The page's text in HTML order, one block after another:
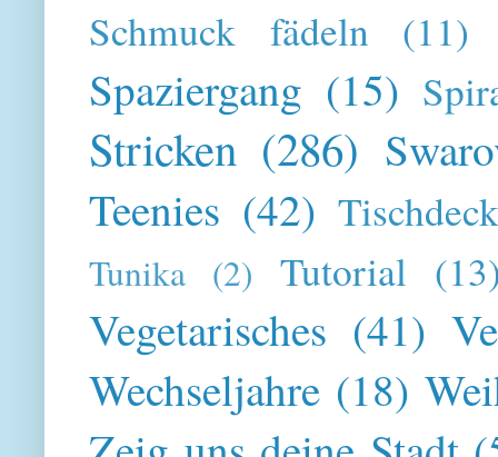
Schmuck fädeln (11)
Spaziergang (15)
Stricken (286)
Teenies (42)
Tunika (2) Tutorial
Vegetarisches (41)
Wechseljahre (18)